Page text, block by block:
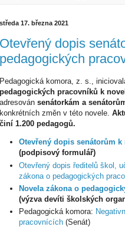
středa 17. března 2021
Otevřený dopis
pedagogických
Pedagogická komora, z. s.,
pedagogických pracovníků k
adresován senátorkám a
konkrétních změn v této novele.
činí 1.200 pedagogů.
Otevřený dopis senátorům
(podpisový formulář)
Otevřený dopis ředitelů škol,
zákona o pedagogických
Novela zákona o
(výzva devíti školských
Pedagogická komora:
pracovnících (Senát)